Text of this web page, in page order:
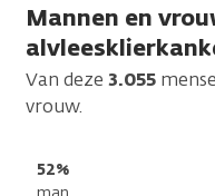
Mannen en
Van deze 3.055
vrouw.
52%